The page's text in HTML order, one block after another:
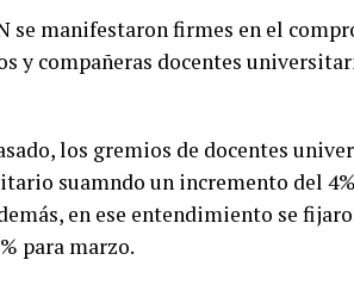
se manifestaron firmes en el
y compañeras docentes
los gremios de docentes
suamndo un incremento del
en ese entendimiento se
para marzo.